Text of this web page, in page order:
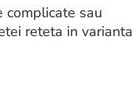
complicate sau
reteta in varianta